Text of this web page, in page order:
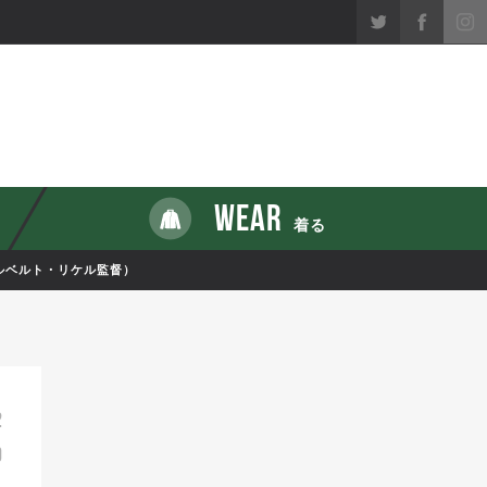
WEAR 着る
ルト・リケル監督）